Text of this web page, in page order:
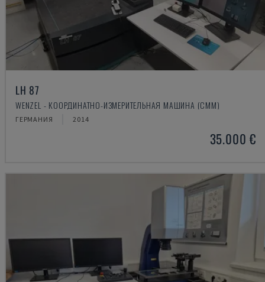
LH 87
WENZEL - КООРДИНАТНО-ИЗМЕРИТЕЛЬНАЯ МАШИНА (CMM)
ГЕРМАНИЯ 2014
35.000 €